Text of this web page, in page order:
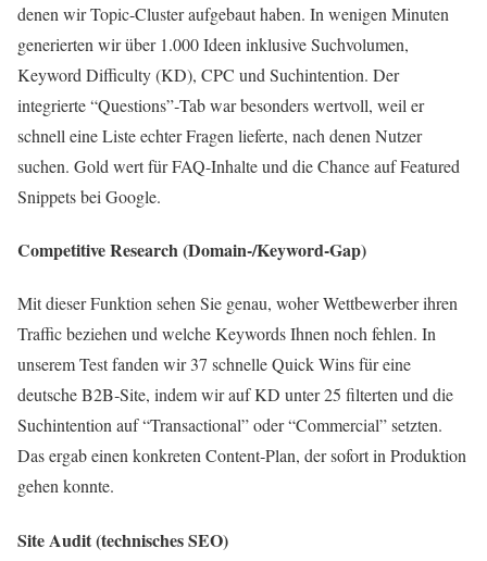
denen wir Topic-Cluster aufgebaut haben. In wenigen Minuten
generierten wir über 1.000 Ideen inklusive Suchvolumen,
Keyword Difficulty (KD), CPC und Suchintention. Der
integrierte “Questions”‑Tab war besonders wertvoll, weil er
schnell eine Liste echter Fragen lieferte, nach denen Nutzer
suchen. Gold wert für FAQ-Inhalte und die Chance auf Featured
Snippets bei Google.
Competitive Research (Domain-/Keyword-Gap)
Mit dieser Funktion sehen Sie genau, woher Wettbewerber ihren
Traffic beziehen und welche Keywords Ihnen noch fehlen. In
unserem Test fanden wir 37 schnelle Quick Wins für eine
deutsche B2B‑Site, indem wir auf KD unter 25 filterten und die
Suchintention auf “Transactional” oder “Commercial” setzten.
Das ergab einen konkreten Content‑Plan, der sofort in Produktion
gehen konnte.
Site Audit (technisches SEO)